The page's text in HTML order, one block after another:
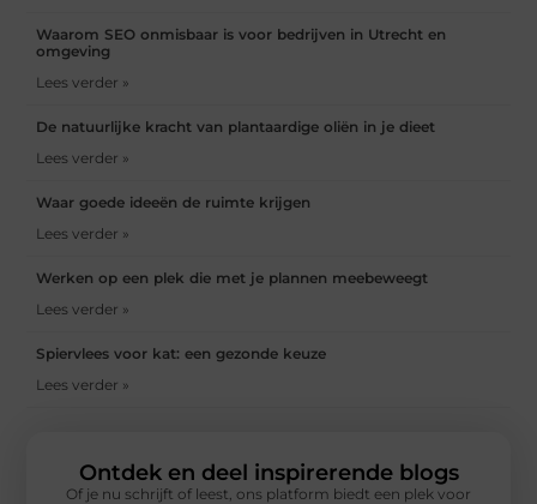
Waarom SEO onmisbaar is voor bedrijven in Utrecht en
omgeving
Lees verder »
De natuurlijke kracht van plantaardige oliën in je dieet
Lees verder »
Waar goede ideeën de ruimte krijgen
Lees verder »
Werken op een plek die met je plannen meebeweegt
Lees verder »
Spiervlees voor kat: een gezonde keuze
Lees verder »
Ontdek en deel inspirerende blogs
Of je nu schrijft of leest, ons platform biedt een plek voor